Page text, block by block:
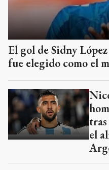
El gol de Sidny
fue elegido como el
el